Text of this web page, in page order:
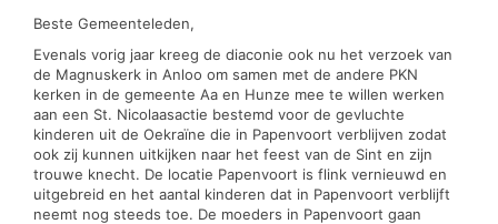
Beste Gemeenteleden,
Evenals vorig jaar kreeg de diaconie ook nu het verzoek van
de Magnuskerk in Anloo om samen met de andere PKN
kerken in de gemeente Aa en Hunze mee te willen werken
aan een St. Nicolaasactie bestemd voor de gevluchte
kinderen uit de Oekraïne die in Papenvoort verblijven zodat
ook zij kunnen uitkijken naar het feest van de Sint en zijn
trouwe knecht. De locatie Papenvoort is flink vernieuwd en
uitgebreid en het aantal kinderen dat in Papenvoort verblijft
neemt nog steeds toe. De moeders in Papenvoort gaan